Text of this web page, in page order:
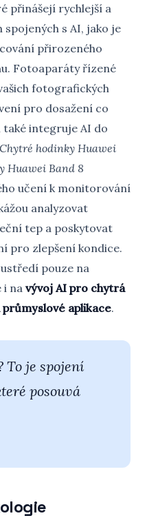
přinášejí rychlejší a
s AI, jako je
přirozeného
Fotoaparáty řízené
fotografických
pro dosažení co
také integruje AI do
Chytré hodinky Huawei
Huawei Band 8
učení k monitorování
analyzovat
tep a poskytovat
pro zlepšení kondice.
pouze na
i na vývoj AI pro chytrá
aplikace.
To je spojení
posouvá